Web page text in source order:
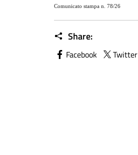
Comunicato stampa n. 78/26
Share:
Facebook Twitter